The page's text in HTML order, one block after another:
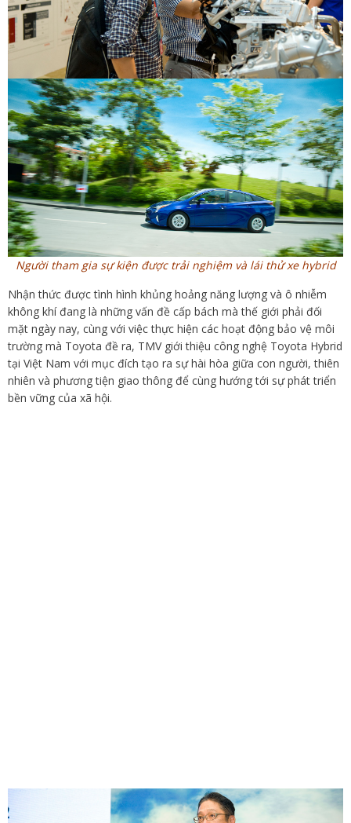
Người tham gia sự kiện được trải nghiệm và lái thử xe hybrid
Nhận thức được tình hình khủng hoảng năng lượng và ô nhiễm
không khí đang là những vấn đề cấp bách mà thế giới phải đối
mặt ngày nay, cùng với việc thực hiện các hoạt động bảo vệ môi
trường mà Toyota đề ra, TMV giới thiệu công nghệ Toyota Hybrid
tại Việt Nam với mục đích tạo ra sự hài hòa giữa con người, thiên
nhiên và phương tiện giao thông để cùng hướng tới sự phát triển
bền vững của xã hội.